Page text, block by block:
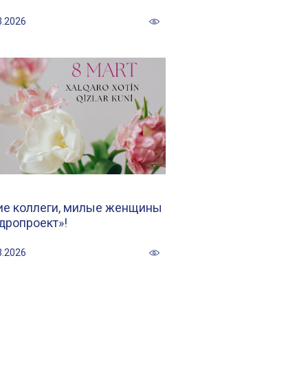
коллеги, милые женщины